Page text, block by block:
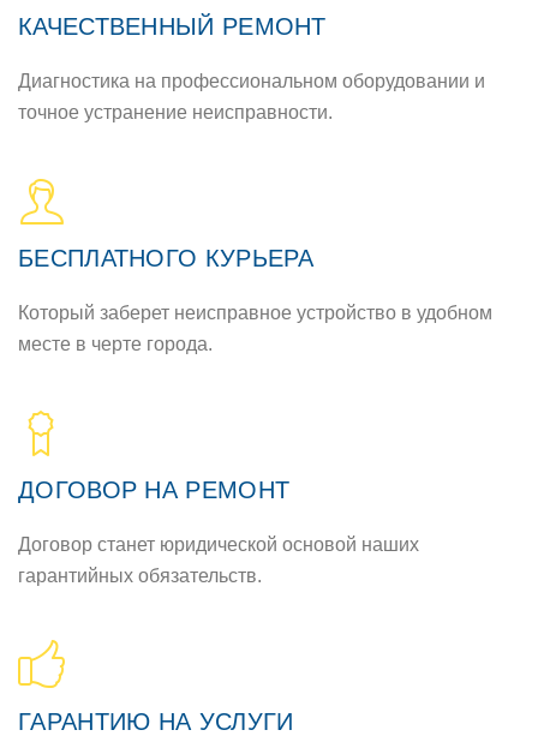
КАЧЕСТВЕННЫЙ РЕМОНТ
Диагностика на профессиональном оборудовании и
точное устранение неисправности.
БЕСПЛАТНОГО КУРЬЕРА
Который заберет неисправное устройство в удобном
месте в черте города.
ДОГОВОР НА РЕМОНТ
Договор станет юридической основой наших
гарантийных обязательств.
ГАРАНТИЮ НА УСЛУГИ